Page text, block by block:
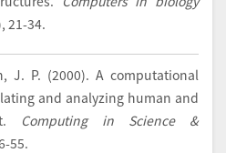
21-34.
J. P. (2000). A computational
and analyzing human and
Computing in Science &
55.